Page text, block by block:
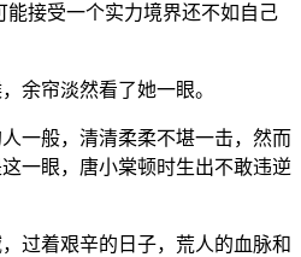
能接受一个实力境界还不如自己
余帘淡然看了她一眼。
一般，清清柔柔不堪一击，然而
一眼，唐小棠顿时生出不敢违逆
过着艰辛的日子，荒人的血脉和